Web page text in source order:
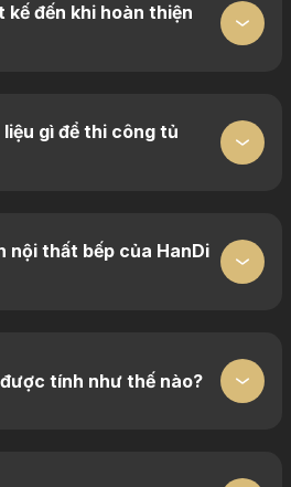
đến khi hoàn thiện
gì để thi công tủ
nội thất bếp của HanDi
tính như thế nào?